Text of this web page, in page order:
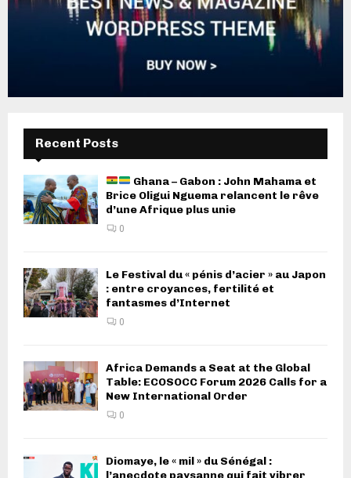
Recent Posts
Ghana – Gabon : John Mahama et
Brice Oligui Nguema relancent le rêve
d’une Afrique plus unie
0
Le Festival du « pénis d’acier » au Japon
: entre croyances, fertilité et
fantasmes d’Internet
0
Africa Demands a Seat at the Global
Table: ECOSOCC Forum 2026 Calls for a
New International Order
0
Diomaye, le « mil » du Sénégal :
l’anecdote paysanne qui fait vibrer